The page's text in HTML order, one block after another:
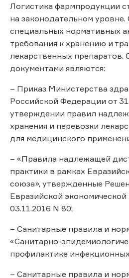
Логистика фармпродукции
на законодательном уровне.
специальных нормативных
требования к хранению и
лекарственных препаратов.
документами являются:
– Приказ Министерства
Российской Федерации от
утверждении правил
хранения и перевозки
для медицинского
– «Правила надлежащей
практики в рамках
союза», утвержденные
Евразийской
03.11.2016 N 80;
– Санитарные правила и
«Санитарно-
профилактике
– Санитарные правила и